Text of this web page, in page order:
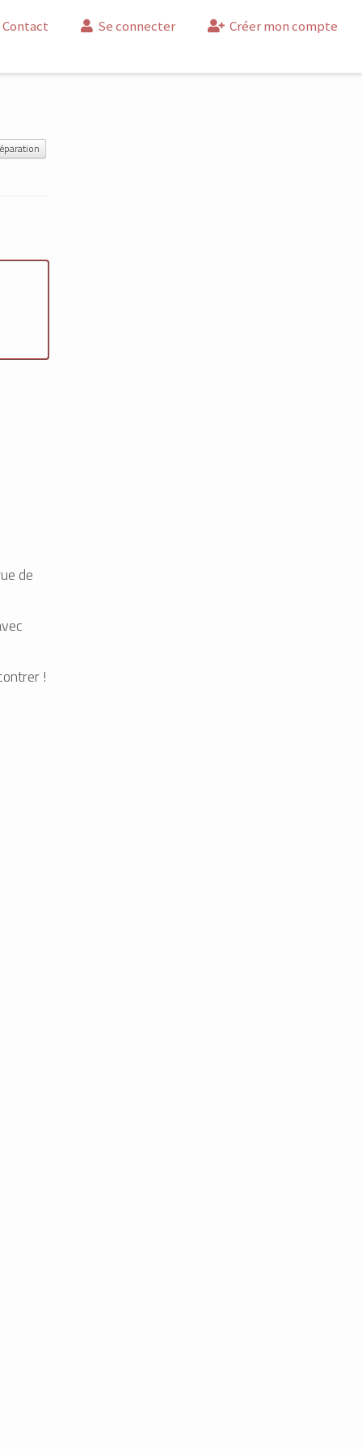
Contact Se connecter Créer mon compte
de
!